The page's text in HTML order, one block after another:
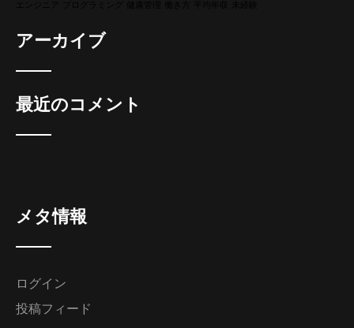
アーカイブ
最近のコメント
メタ情報
ログイン
投稿フィード